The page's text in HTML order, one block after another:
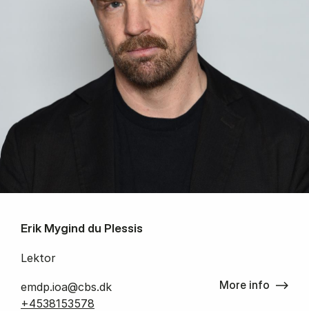
Erik Mygind du Plessis
Lektor
emdp.ioa@cbs.dk
+4538153578
More info